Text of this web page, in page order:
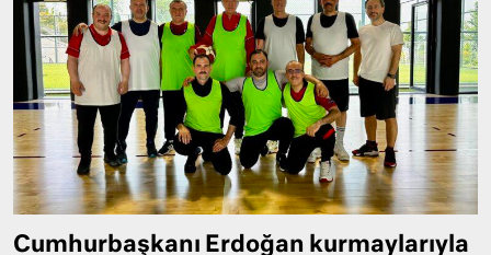
Cumhurbaşkanı Erdoğan kurmaylarıyla